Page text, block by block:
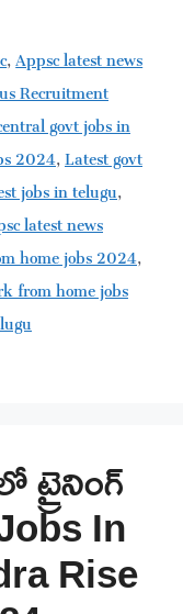
,Appsc latest news
Recruitment
govt jobs in
2024,Latest govt
jobs in telugu,
latest news
home jobs 2024,
from home jobs
ట్రైనింగ్
In
Rise